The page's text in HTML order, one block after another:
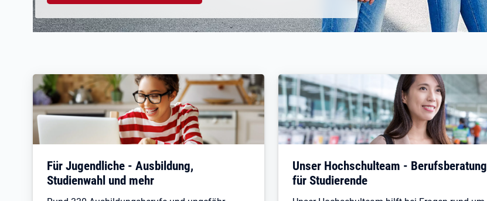
Für Jugendliche - Ausbildung,
Studienwahl und mehr
Unser Hochschulteam - Berufsberatung
für Studierende